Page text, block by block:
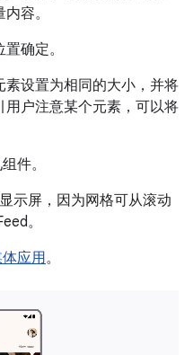
容。
确定。
设置为相同的大小，并将
户注意某个元素，可以将
件。
示屏，因为网格可从滚动
。
应用。